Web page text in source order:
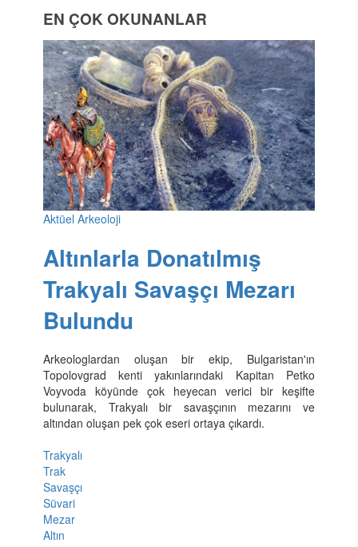
EN ÇOK OKUNANLAR
Aktüel Arkeoloji
Altınlarla Donatılmış
Trakyalı Savaşçı Mezarı
Bulundu
Arkeologlardan oluşan bir ekip, Bulgaristan'ın
Topolovgrad kenti yakınlarındaki Kapitan Petko
Voyvoda köyünde çok heyecan verici bir keşifte
bulunarak, Trakyalı bir savaşçının mezarını ve
altından oluşan pek çok eseri ortaya çıkardı.
Trakyalı
Trak
Savaşçı
Süvari
Mezar
Altın